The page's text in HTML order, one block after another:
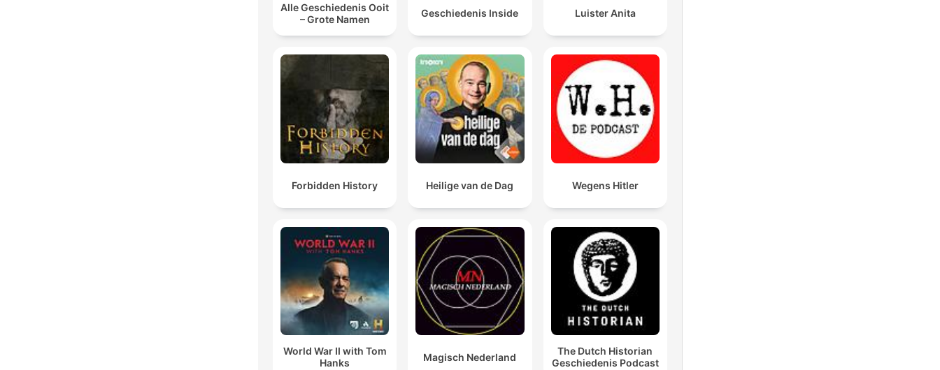
Alle Geschiedenis Ooit
– Grote Namen
Geschiedenis Inside Luister Anita
Forbidden History Heilige van de Dag Wegens Hitler
World War II with Tom
Hanks
Magisch Nederland
The Dutch Historian
Geschiedenis Podcast